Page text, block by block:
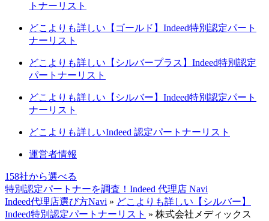
トナーリスト
どこよりも詳しい【ゴールド】Indeed特別認定パート
ナーリスト
どこよりも詳しい【シルバープラス】Indeed特別認定
パートナーリスト
どこよりも詳しい【シルバー】Indeed特別認定パート
ナーリスト
どこよりも詳しいIndeed 認定パートナーリスト
運営者情報
158社から選べる
特別認定パートナーを調査！ Indeed 代理店 Navi
Indeed代理店選び方Navi » どこよりも詳しい【シルバー】
Indeed特別認定パートナーリスト » 株式会社メディックス